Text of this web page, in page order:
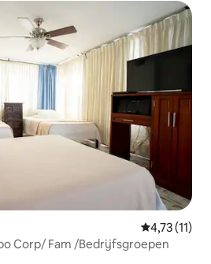
Gemiddelde
4,73 (11)
Corp/ Fam /Bedrijfsgroepen